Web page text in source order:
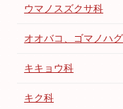
ウマノスズクサ科
オオバコ、ゴマノハ
キキョウ科
キク科